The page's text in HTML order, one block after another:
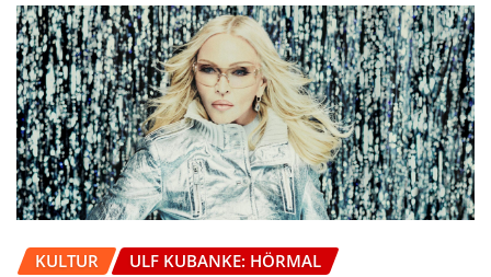
KULTUR ULF KUBANKE: HÖRMAL